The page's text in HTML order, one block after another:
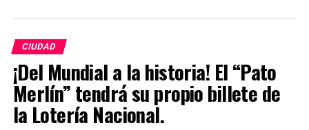
CIUDAD
¡Del Mundial a la historia! El “Pato
Merlín” tendrá su propio billete de
la Lotería Nacional.